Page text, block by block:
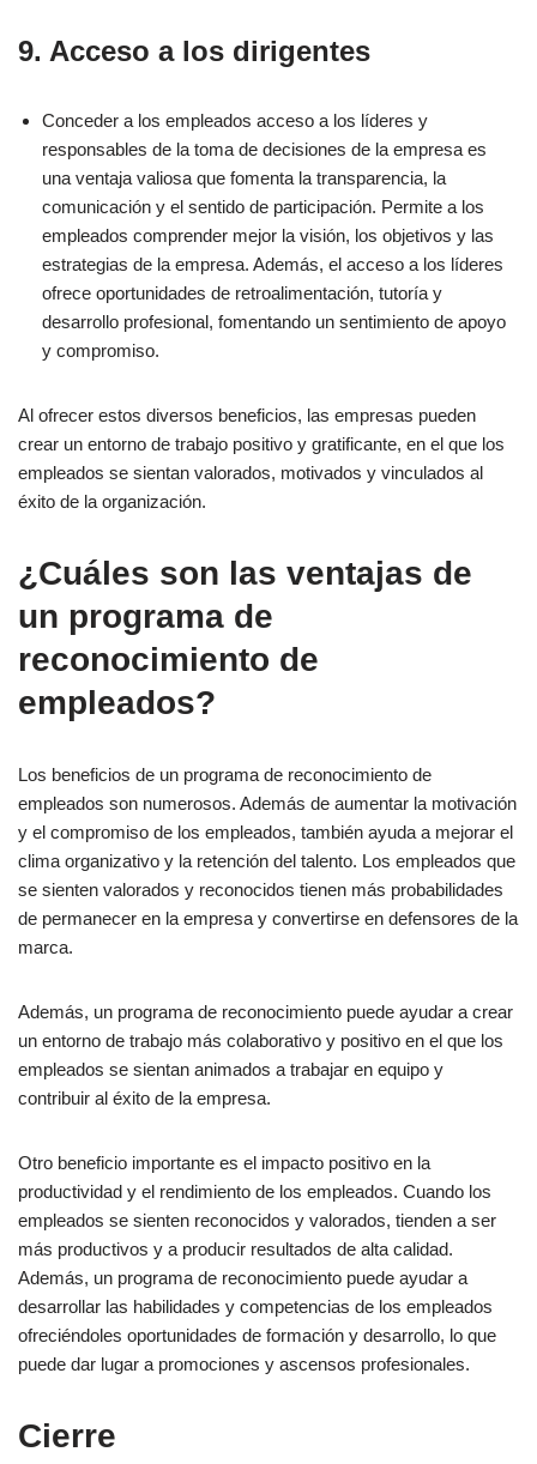
9. Acceso a los dirigentes
Conceder a los empleados acceso a los líderes y
responsables de la toma de decisiones de la empresa es
una ventaja valiosa que fomenta la transparencia, la
comunicación y el sentido de participación. Permite a los
empleados comprender mejor la visión, los objetivos y las
estrategias de la empresa. Además, el acceso a los líderes
ofrece oportunidades de retroalimentación, tutoría y
desarrollo profesional, fomentando un sentimiento de apoyo
y compromiso.
Al ofrecer estos diversos beneficios, las empresas pueden
crear un entorno de trabajo positivo y gratificante, en el que los
empleados se sientan valorados, motivados y vinculados al
éxito de la organización.
¿Cuáles son las ventajas de
un programa de
reconocimiento de
empleados?
Los beneficios de un programa de reconocimiento de
empleados son numerosos. Además de aumentar la motivación
y el compromiso de los empleados, también ayuda a mejorar el
clima organizativo y la retención del talento. Los empleados que
se sienten valorados y reconocidos tienen más probabilidades
de permanecer en la empresa y convertirse en defensores de la
marca.
Además, un programa de reconocimiento puede ayudar a crear
un entorno de trabajo más colaborativo y positivo en el que los
empleados se sientan animados a trabajar en equipo y
contribuir al éxito de la empresa.
Otro beneficio importante es el impacto positivo en la
productividad y el rendimiento de los empleados. Cuando los
empleados se sienten reconocidos y valorados, tienden a ser
más productivos y a producir resultados de alta calidad.
Además, un programa de reconocimiento puede ayudar a
desarrollar las habilidades y competencias de los empleados
ofreciéndoles oportunidades de formación y desarrollo, lo que
puede dar lugar a promociones y ascensos profesionales.
Cierre